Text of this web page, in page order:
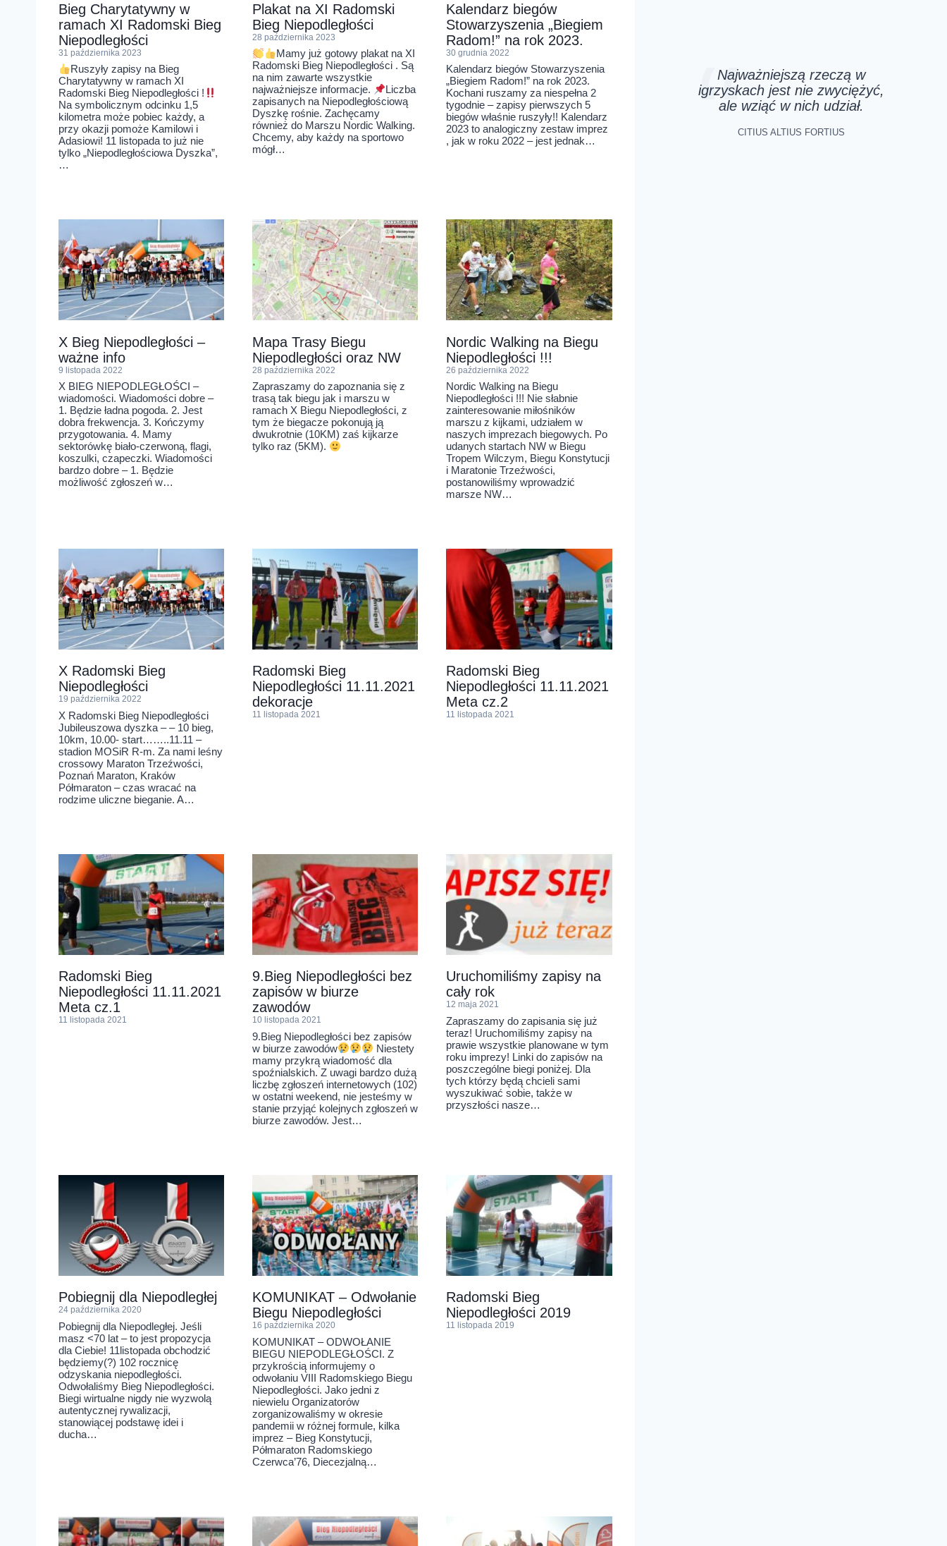
Bieg Charytatywny w
ramach XI Radomski Bieg
Niepodległości
31 października 2023
Ruszyły zapisy na Bieg
Charytatywny w ramach XI
Radomski Bieg Niepodległości !
Na symbolicznym odcinku 1,5
kilometra może pobiec każdy, a
przy okazji pomoże Kamilowi i
Adasiowi! 11 listopada to już nie
tylko „Niepodległościowa Dyszka”,
…
Plakat na XI Radomski
Bieg Niepodległości
28 października 2023
Mamy już gotowy plakat na XI
Radomski Bieg Niepodległości . Są
na nim zawarte wszystkie
najważniejsze informacje.
Liczba
zapisanych na Niepodległościową
Dyszkę rośnie. Zachęcamy
również do Marszu Nordic Walking.
Chcemy, aby każdy na sportowo
mógł…
Kalendarz biegów
Stowarzyszenia „Biegiem
Radom!” na rok 2023.
30 grudnia 2022
Kalendarz biegów Stowarzyszenia
„Biegiem Radom!” na rok 2023.
Kochani ruszamy za niespełna 2
tygodnie – zapisy pierwszych 5
biegów właśnie ruszyły!! Kalendarz
2023 to analogiczny zestaw imprez
, jak w roku 2022 – jest jednak…
X Bieg Niepodległości –
ważne info
9 listopada 2022
X BIEG NIEPODLEGŁOŚCI –
wiadomości. Wiadomości dobre –
1. Będzie ładna pogoda. 2. Jest
dobra frekwencja. 3. Kończymy
przygotowania. 4. Mamy
sektorówkę biało-czerwoną, flagi,
koszulki, czapeczki. Wiadomości
bardzo dobre – 1. Będzie
możliwość zgłoszeń w…
Mapa Trasy Biegu
Niepodległości oraz NW
28 października 2022
Zapraszamy do zapoznania się z
trasą tak biegu jak i marszu w
ramach X Biegu Niepodległości, z
tym że biegacze pokonują ją
dwukrotnie (10KM) zaś kijkarze
tylko raz (5KM).
Nordic Walking na Biegu
Niepodległości !!!
26 października 2022
Nordic Walking na Biegu
Niepodległości !!! Nie słabnie
zainteresowanie miłośników
marszu z kijkami, udziałem w
naszych imprezach biegowych. Po
udanych startach NW w Biegu
Tropem Wilczym, Biegu Konstytucji
i Maratonie Trzeźwości,
postanowiliśmy wprowadzić
marsze NW…
X Radomski Bieg
Niepodległości
19 października 2022
X Radomski Bieg Niepodległości
Jubileuszowa dyszka – – 10 bieg,
10km, 10.00- start……..11.11 –
stadion MOSiR R-m. Za nami leśny
crossowy Maraton Trzeźwości,
Poznań Maraton, Kraków
Półmaraton – czas wracać na
rodzime uliczne bieganie. A…
Radomski Bieg
Niepodległości 11.11.2021
dekoracje
11 listopada 2021
Radomski Bieg
Niepodległości 11.11.2021
Meta cz.2
11 listopada 2021
Radomski Bieg
Niepodległości 11.11.2021
Meta cz.1
11 listopada 2021
9.Bieg Niepodległości bez
zapisów w biurze
zawodów
10 listopada 2021
9.Bieg Niepodległości bez zapisów
w biurze zawodów
Niestety
mamy przykrą wiadomość dla
spoźnialskich. Z uwagi bardzo dużą
liczbę zgłoszeń internetowych (102)
w ostatni weekend, nie jesteśmy w
stanie przyjąć kolejnych zgłoszeń w
biurze zawodów. Jest…
Uruchomiliśmy zapisy na
cały rok
12 maja 2021
Zapraszamy do zapisania się już
teraz! Uruchomiliśmy zapisy na
prawie wszystkie planowane w tym
roku imprezy! Linki do zapisów na
poszczególne biegi poniżej. Dla
tych którzy będą chcieli sami
wyszukiwać sobie, także w
przyszłości nasze…
Pobiegnij dla Niepodległej
24 października 2020
Pobiegnij dla Niepodległej. Jeśli
masz <70 lat – to jest propozycja
dla Ciebie! 11listopada obchodzić
będziemy(?) 102 rocznicę
odzyskania niepodległości.
Odwołaliśmy Bieg Niepodległości.
Biegi wirtualne nigdy nie wyzwolą
autentycznej rywalizacji,
stanowiącej podstawę idei i
ducha…
KOMUNIKAT – Odwołanie
Biegu Niepodległości
16 października 2020
KOMUNIKAT – ODWOŁANIE
BIEGU NIEPODLEGŁOŚCI. Z
przykrością informujemy o
odwołaniu VIII Radomskiego Biegu
Niepodległości. Jako jedni z
niewielu Organizatorów
zorganizowaliśmy w okresie
pandemii w różnej formule, kilka
imprez – Bieg Konstytucji,
Półmaraton Radomskiego
Czerwca’76, Diecezjalną…
Radomski Bieg
Niepodległości 2019
11 listopada 2019
Najważniejszą rzeczą w
igrzyskach jest nie zwyciężyć,
ale wziąć w nich udział.
CITIUS ALTIUS FORTIUS